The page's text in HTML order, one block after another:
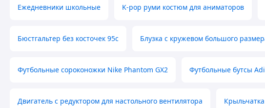
Ежедневники школьные K-pop руми костюм для аниматоров
Бюстгальтер без косточек 95с Блузка с кружевом большого
Футбольные сороконожки Nike Phantom GX2 Футбольные бутсы
Двигатель с редуктором для настольного вентилятора